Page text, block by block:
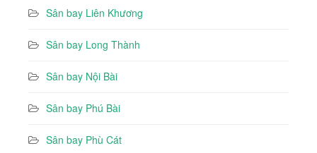
Sân bay Liên Khương
Sân bay Long Thành
Sân bay Nội Bài
Sân bay Phú Bài
Sân bay Phù Cát